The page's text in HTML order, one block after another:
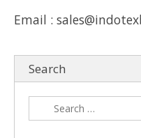
Email :
Search